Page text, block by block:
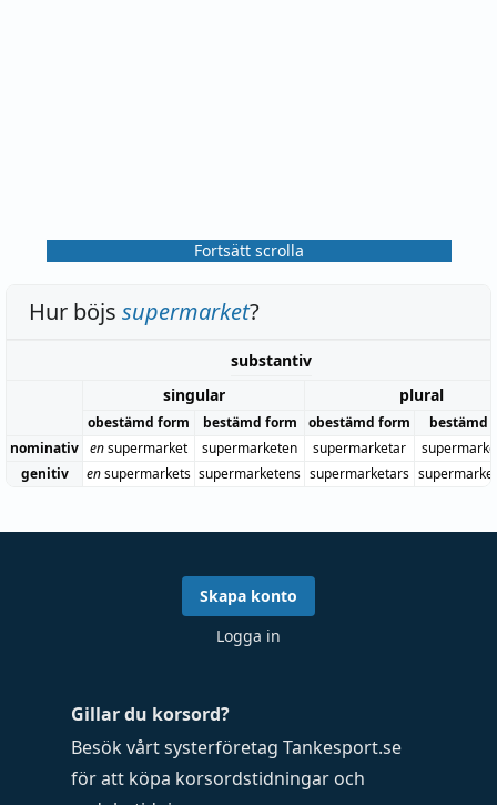
Fortsätt scrolla
Hur böjs supermarket?
substantiv
singular
plural
obestämd form bestämd form obestämd form
bestämd
nominativ ensupermarket supermarketen supermarketar
genitiv
ensupermarkets supermarketens supermarketars
Gillar du korsord?
Besök vårt systerföretag Tankesport.se
för att köpa korsordstidningar och
Skapa konto
Logga in